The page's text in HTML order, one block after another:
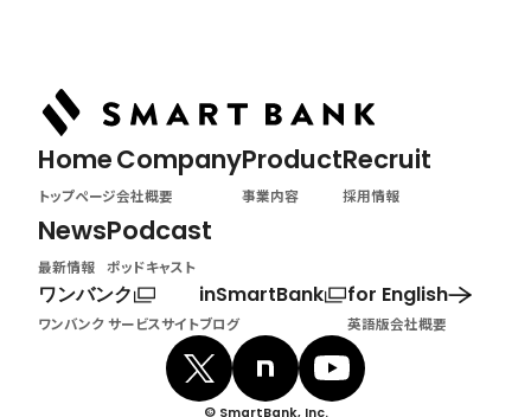
Home
トップページ
Company
会社概要
Product
事業内容
Recruit
採用情報
News
最新情報
Podcast
ポッドキャスト
ワンバンク
ワンバンク サービスサイト
inSmartBank
ブログ
for English
英語版会社概要
© SmartBank, Inc.